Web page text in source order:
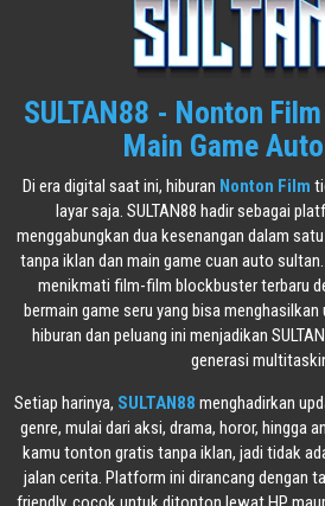
SULTAN88 - Nonton
Main Game
Di era digital saat ini, hiburan Nonton Film
layar saja. SULTAN88 hadir sebagai
menggabungkan dua kesenangan dalam
tanpa iklan dan main game cuan auto
menikmati film-film blockbuster terbaru
bermain game seru yang bisa
hiburan dan peluang ini menjadikan
generasi
Setiap harinya, SULTAN88 menghadirkan
genre, mulai dari aksi, drama, horor, hingga
kamu tonton gratis tanpa iklan, jadi tidak
jalan cerita. Platform ini dirancang dengan